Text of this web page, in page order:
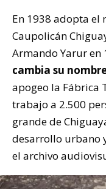
En 1938 adopta el
Caupolicán
Armando Yarur en
cambia su
apogeo la Fábrica
trabajo a 2.500
grande de
desarrollo urbano
el archivo